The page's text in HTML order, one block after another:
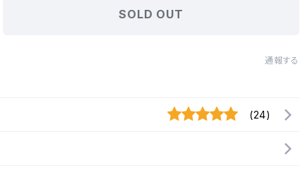
SOLD OUT
通報する
(24)